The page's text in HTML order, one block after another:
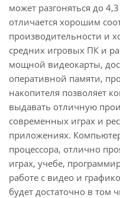
может разгоняться до
отличается хорошим
производительности и
средних игровых ПК и
мощной видеокарты,
оперативной памяти,
накопителя позволяет
выдавать отличную
современных играх и
приложениях.
процессора, отлично
играх, учебе,
работе с видео и
будет достаточно в том